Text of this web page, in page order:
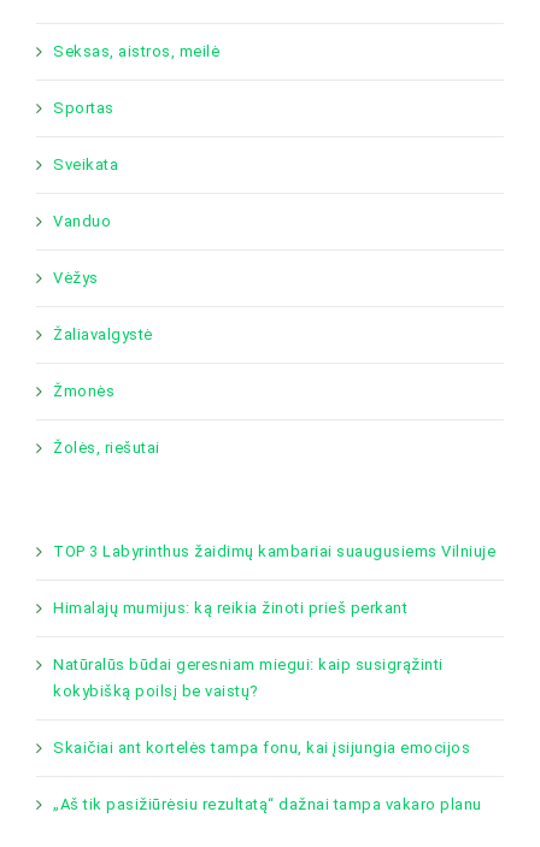
Seksas, aistros, meilė
Sportas
Sveikata
Vanduo
Vėžys
Žaliavalgystė
Žmonės
Žolės, riešutai
TOP 3 Labyrinthus žaidimų kambariai suaugusiems Vilniuje
Himalajų mumijus: ką reikia žinoti prieš perkant
Natūralūs būdai geresniam miegui: kaip susigrąžinti
kokybišką poilsį be vaistų?
Skaičiai ant kortelės tampa fonu, kai įsijungia emocijos
„Aš tik pasižiūrėsiu rezultatą“ dažnai tampa vakaro planu